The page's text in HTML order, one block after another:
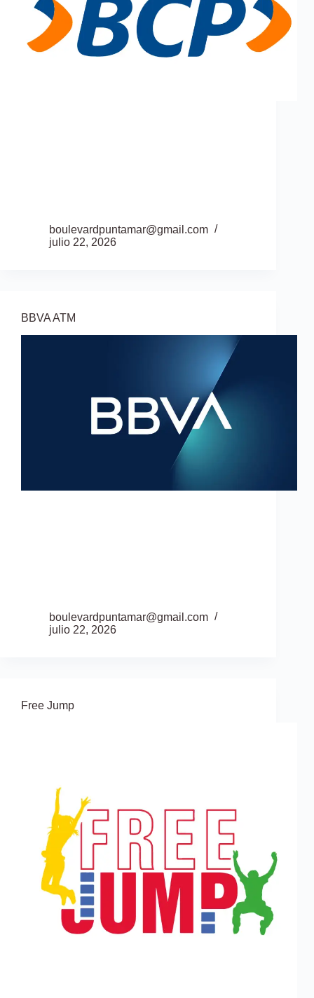
boulevardpuntamar@gmail.com
julio 22, 2026
BBVA ATM
boulevardpuntamar@gmail.com
julio 22, 2026
Free Jump